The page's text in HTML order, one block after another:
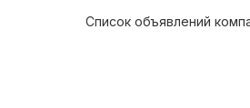
Список объявлений